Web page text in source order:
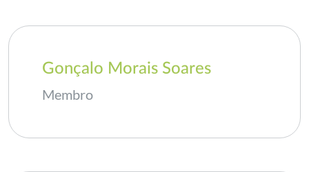
Gonçalo Morais Soares
Membro